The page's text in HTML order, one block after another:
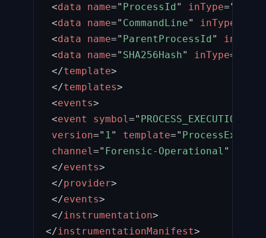
<data name=" ProcessId " inType="
<data name=" CommandLine" inType
<data name=" ParentProcessId " inType
<data name=" SHA256Hash" inType=
</template>
</templates>
<events>
<event symbol=" PROCESS_EXECUTION
version=" 1" template="
channel=" Forensic-Operational "
</events>
</provider>
</events>
</instrumentation>
</instrumentationManifest>